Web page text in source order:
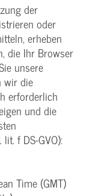
der
oder
erheben
die Ihr Browser
unsere
wir die
erforderlich
und die
f DS-GVO):
Time (GMT)